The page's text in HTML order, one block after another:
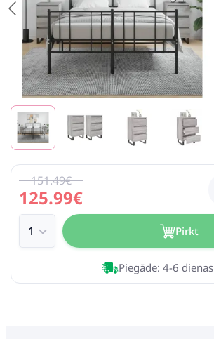
125.99€
151.49€
Pirkt
Piegāde: 4-6 dienas